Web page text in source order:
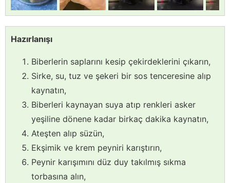
Hazırlanışı
Biberlerin saplarını kesip çekirdeklerini çıkarın,
Sirke, su, tuz ve şekeri bir sos tenceresine alıp
kaynatın,
Biberleri kaynayan suya atıp renkleri asker
yeşiline dönene kadar birkaç dakika kaynatın,
Ateşten alıp süzün,
Ekşimik ve krem peyniri karıştırın,
Peynir karışımını düz duy takılmış sıkma
torbasına alın,